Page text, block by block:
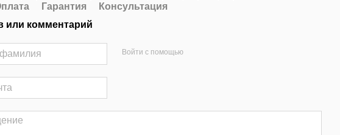
Гарантия
Консультация
или комментарий
Войти с помощью